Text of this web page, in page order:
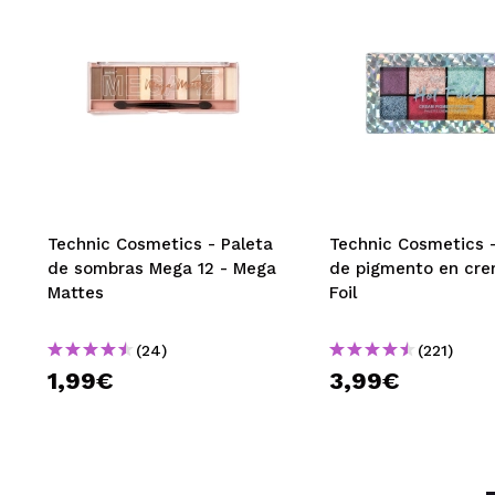
|
Me encanta
|
Andrea
Es mi primera
sobras
Technic Cosmetics - Paleta
de sombras Mega 12 - Mega
Mattes
(24)
1,99€
Technic Cosmetics
de pigmento en
Foil
(221)
3,99€